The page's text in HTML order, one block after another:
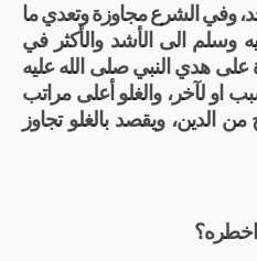
وفي الشرع مجاوزة وتعدي ما
وسلم الى الأشد والأكثر في
على هدي النبي صلى الله عليه
او لآخر، والغلو أعلى مراتب
الدين، ويقصد بالغلو تجاوز